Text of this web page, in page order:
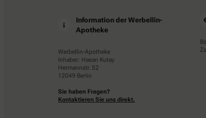
Information der Werbellin-
Apotheke
Werbellin-Apotheke
Inhaber: Hasan Kutay
Hermannstr. 52
12049 Berlin
Sie haben Fragen?
Kontaktieren Sie uns direkt.